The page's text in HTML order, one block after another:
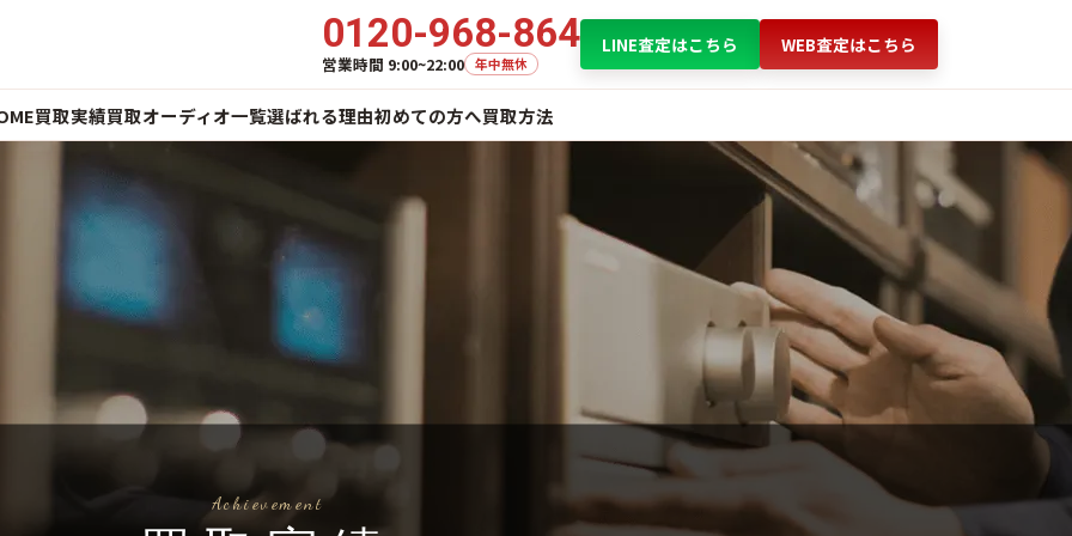
0120-968-864
営業時間 9:00~22:00 年中無休
LINE査定はこちら WEB査定はこちら
買取実績買取オーディオ一覧選ばれる理由初めての方へ買取方法
Achievement